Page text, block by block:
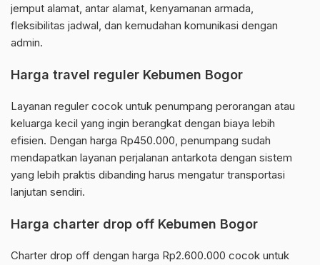
jemput alamat, antar alamat, kenyamanan armada,
fleksibilitas jadwal, dan kemudahan komunikasi dengan
admin.
Harga travel reguler Kebumen Bogor
Layanan reguler cocok untuk penumpang perorangan atau
keluarga kecil yang ingin berangkat dengan biaya lebih
efisien. Dengan harga Rp450.000, penumpang sudah
mendapatkan layanan perjalanan antarkota dengan sistem
yang lebih praktis dibanding harus mengatur transportasi
lanjutan sendiri.
Harga charter drop off Kebumen Bogor
Charter drop off dengan harga Rp2.600.000 cocok untuk